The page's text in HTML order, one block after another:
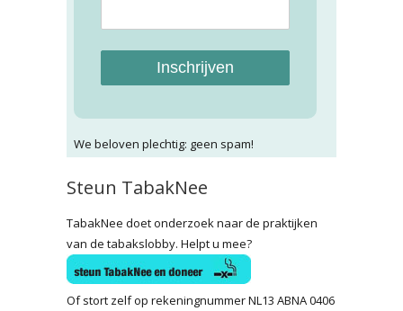
Inschrijven
We beloven plechtig: geen spam!
Steun TabakNee
TabakNee doet onderzoek naar de praktijken
van de tabakslobby. Helpt u mee?
Of stort zelf op rekeningnummer NL13 ABNA 0406